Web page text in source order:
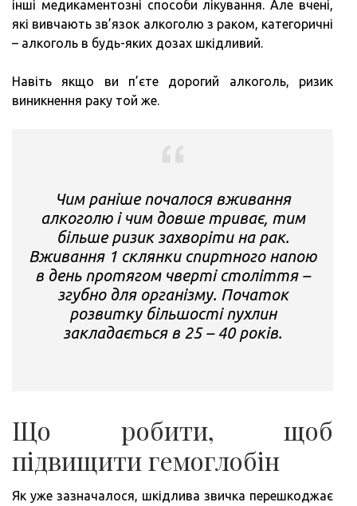
інші медикаментозні способи лікування. Але вчені,
які вивчають зв’язок алкоголю з раком, категоричні
– алкоголь в будь-яких дозах шкідливий.
Навіть якщо ви п’єте дорогий алкоголь, ризик
виникнення раку той же.
Чим раніше почалося вживання
алкоголю і чим довше триває, тим
більше ризик захворіти на рак.
Вживання 1 склянки спиртного напою
в день протягом чверті століття –
згубно для організму. Початок
розвитку більшості пухлин
закладається в 25 – 40 років.
Що робити, щоб
підвищити гемоглобін
Як уже зазначалося, шкідлива звичка перешкоджає